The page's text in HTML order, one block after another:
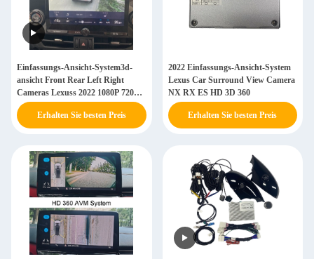
Einfassungs-Ansicht-System3d-
ansicht Front Rear Left Right
Cameras Lexuss 2022 1080P 720P
360
Erhalten Sie besten Preis
2022 Einfassungs-Ansicht-System
Lexus Car Surround View Camera
NX RX ES HD 3D 360
Erhalten Sie besten Preis